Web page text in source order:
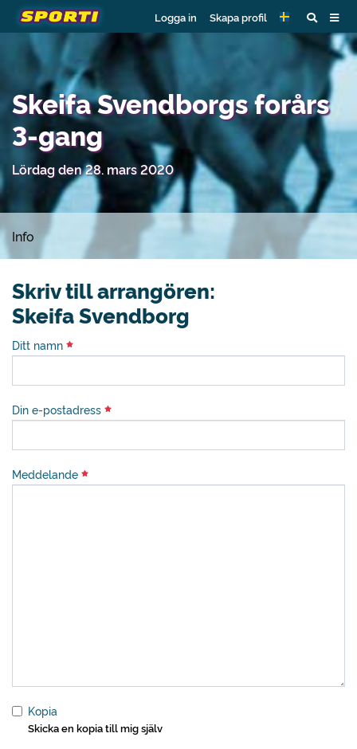
Logga in Skapa profil
Skeifa Svendborgs forårs
3-gang
Lördag den 28. mars 2020
Info
Skriv till arrangören:
Skeifa Svendborg
Ditt namn
Din e-postadress
Meddelande
Kopia
Skicka en kopia till mig själv